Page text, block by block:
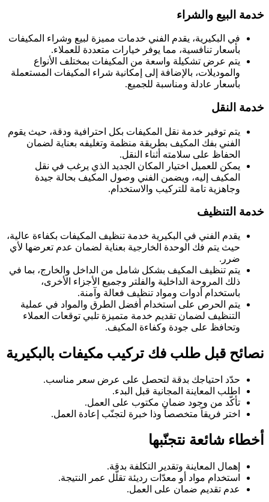
خدمة البيع والشراء
في البكيرية، يقدم الفني خدمات مميزة لبيع وشراء المكيفات
بأسعار تنافسية، مما يوفر خيارات متعددة للعملاء.
يتم عرض تشكيلة واسعة من المكيفات بمختلف الأنواع
والموديلات، بالإضافة إلى إمكانية شراء المكيفات المستعملة
بأسعار عادلة ومناسبة للجميع.
خدمة النقل
يتم توفير خدمة نقل المكيفات بكل احترافية ودقة، حيث يقوم
الفني بفك المكيف بطريقة منظمة وتغليفه بعناية لضمان
الحفاظ على سلامته أثناء النقل.
يمكن للعميل اختيار المكان الجديد الذي يرغب في نقل
المكيف إليه، ويضمن الفني وصول المكيف بحالة جيدة
وجاهزية تامة للتركيب والاستخدام.
خدمة التنظيف
يقدم الفني في البكيرية خدمة تنظيف المكيفات بكفاءة عالية،
حيث يتم فك الوحدة الخارجية بعناية لضمان عدم تعرضها لأي
ضرر.
يتم تنظيف المكيف بشكل شامل من الداخل والخارج، بما في
ذلك المروحة الداخلية والفلتر وجميع الأجزاء الأخرى،
باستخدام أدوات ومواد تنظيف فعالة وآمنة.
يتم الحرص على استخدام أفضل الطرق والمواد في عملية
التنظيف لضمان تقديم خدمة متميزة تلبي توقعات العملاء
وتحافظ على جودة وكفاءة المكيف.
نصائح قبل طلب فك تركيب مكيفات بالبكيرية
حدّد احتياجك بدقة لتحصل على عرض سعر مناسب.
اطلب المعاينة المجانية قبل البدء.
تأكّد من وجود ضمان مكتوب على العمل.
اختر فريقاً متخصصاً وذا خبرة لتجنّب إعادة العمل.
أخطاء شائعة نتجنّبها
إهمال المعاينة وتقدير التكلفة بدقة.
استخدام مواد أو معدّات رديئة تقلّل عمر النتيجة.
عدم تقديم ضمان على العمل.